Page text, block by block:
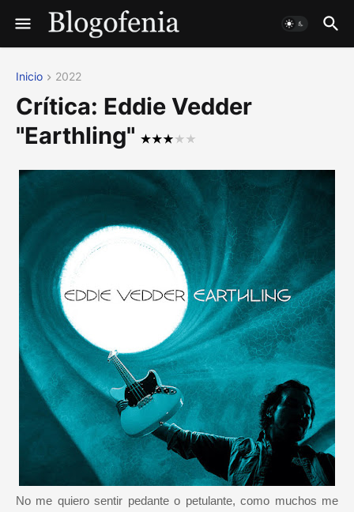
Inicio 2022
Crítica: Eddie Vedder
"Earthling"
No me quiero sentir pedante o petulante, como muchos me